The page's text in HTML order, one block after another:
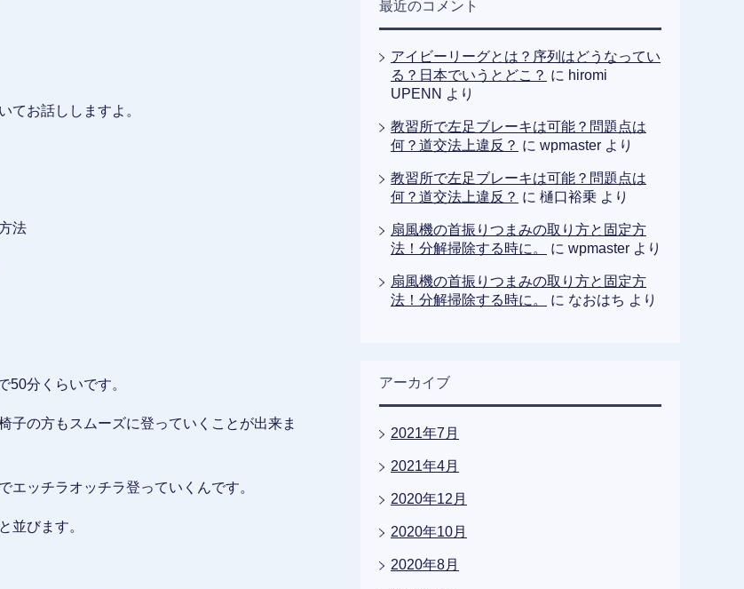
てお話ししますよ。
法
50分くらいです。
子の方もスムーズに登っていくことが出来ま
エッチラオッチラ登っていくんです。
並びます。
最近のコメント
アイビーリーグとは？序列はどうなってい
る？日本でいうとどこ？ に hiromi
UPENN より
教習所で左足ブレーキは可能？問題点は
何？道交法上違反？ に wpmaster より
教習所で左足ブレーキは可能？問題点は
何？道交法上違反？ に 樋口裕乗 より
扇風機の首振りつまみの取り方と固定方
法！分解掃除する時に。
に wpmaster より
扇風機の首振りつまみの取り方と固定方
法！分解掃除する時に。
に なおはち より
アーカイブ
2021年7月
2021年4月
2020年12月
2020年10月
2020年8月